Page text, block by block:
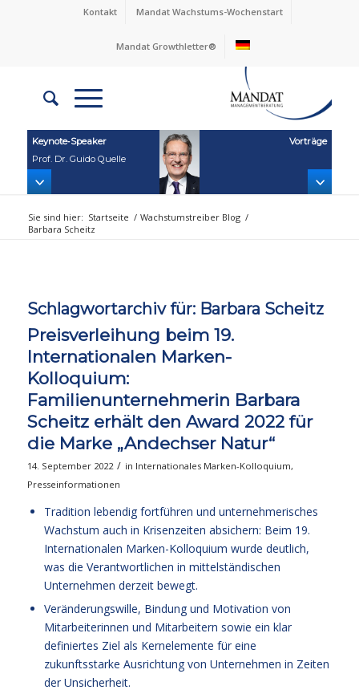
Kontakt Mandat Wachstums-Wochenstart
Mandat Growthletter®
Keynote‑Speaker
Prof. Dr. Guido Quelle
Vorträge
Sie sind hier: Startseite / Wachstumstreiber Blog /
Barbara Scheitz
Schlagwortarchiv für: Barbara Scheitz
Preisverleihung beim 19.
Internationalen Marken-
Kolloquium:
Familienunternehmerin Barbara
Scheitz erhält den Award 2022 für
die Marke „Andechser Natur“
14. September 2022 / in Internationales Marken-Kolloquium,
Presseinformationen
Tradition lebendig fortführen und unternehmerisches
Wachstum auch in Krisenzeiten absichern: Beim 19.
Internationalen Marken-Kolloquium wurde deutlich,
was die Verantwortlichen in mittelständischen
Unternehmen derzeit bewegt.
Veränderungswille, Bindung und Motivation von
Mitarbeiterinnen und Mitarbeitern sowie ein klar
definiertes Ziel als Kernelemente für eine
zukunftsstarke Ausrichtung von Unternehmen in Zeiten
der Unsicherheit.